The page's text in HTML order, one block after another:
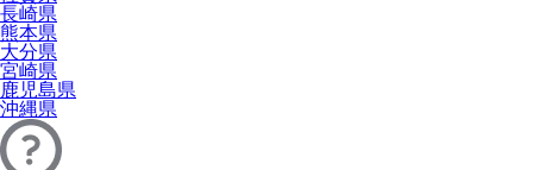
長崎県
熊本県
大分県
宮崎県
鹿児島県
沖縄県